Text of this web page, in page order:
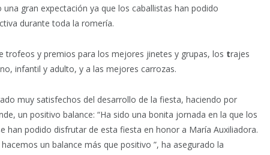
gran expectación ya que los caballistas han podido
durante toda la romería.
trofeos y premios para los mejores jinetes y grupas, los trajes
infantil y adulto, y a las mejores carrozas.
muy satisfechos del desarrollo de la fiesta, haciendo por
un positivo balance: “Ha sido una bonita jornada en la que los
han podido disfrutar de esta fiesta en honor a María Auxiliadora.
un balance más que positivo ”, ha asegurado la